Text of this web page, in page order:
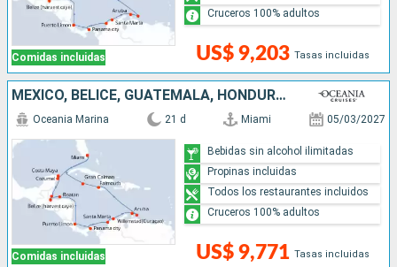
Comidas incluidas US$ 9,203 Tasas incluidas
Cruceros 100% adultos
MÉXICO, BELICE, GUATEMALA, HONDURAS, COSTA RICA, PANAMÁ, COLOMBIA, ARUBA, JAMAICA, ISLAS CAIMÁN, ESTADOS UNIDOS
Comidas incluidas
Oceania Marina 21 d Miami 05/03/2027
US$ 9,771 Tasas incluidas
Bebidas sin alcohol ilimitadas
Propinas incluidas
Todos los restaurantes incluidos
Cruceros 100% adultos